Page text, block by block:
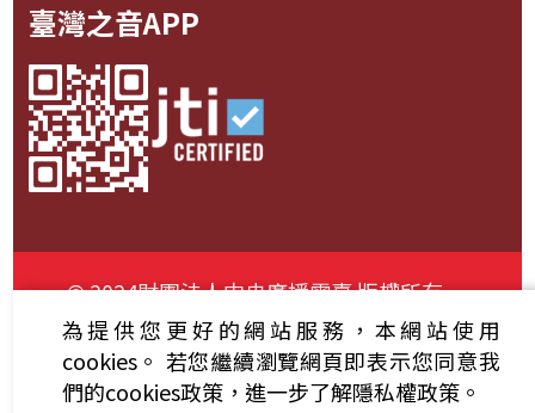
臺灣之音APP
© 2024財團法人中央廣播電臺 版權所有
資通安全政策聲明
服務條款 隱私權條款
為提供您更好的網站服務，本網站使用
cookies。 若您繼續瀏覽網頁即表示您同意我
們的cookies政策，進一步了解隱私權政策。